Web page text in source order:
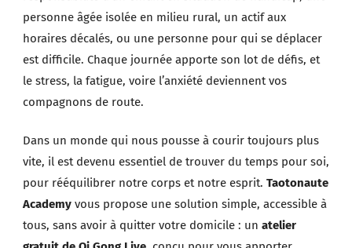
personne âgée isolée en milieu rural, un actif aux
horaires décalés, ou une personne pour qui se déplacer
est difficile. Chaque journée apporte son lot de défis, et
le stress, la fatigue, voire l’anxiété deviennent vos
compagnons de route.
Dans un monde qui nous pousse à courir toujours plus
vite, il est devenu essentiel de trouver du temps pour soi,
pour rééquilibrer notre corps et notre esprit. Taotonaute
Academy vous propose une solution simple, accessible à
tous, sans avoir à quitter votre domicile : un atelier